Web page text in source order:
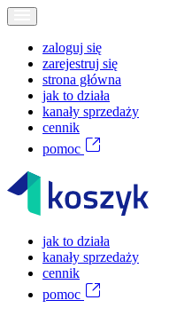
zaloguj się
zarejestruj się
strona główna
jak to działa
kanały sprzedaży
cennik
pomoc
jak to działa
kanały sprzedaży
cennik
pomoc